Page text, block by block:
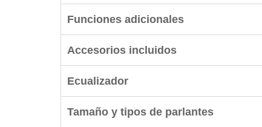
Funciones adicionales
Accesorios incluidos
Ecualizador
Tamaño y tipos de parlantes